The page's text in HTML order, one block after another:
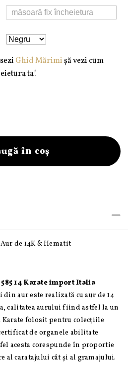
Ghid Mărimișă vezi cum
ta!
în coș
de 14K & Hematit
14 Karate import Italia
aur este realizată cu aur de 14
calitatea aurului fiind astfel la un
Karate folosit pentru colecțiile
de organele abilitate
acesta corespunde în proportie
al caratajului cât și al gramajului.